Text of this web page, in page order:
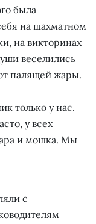
была
на шахматном
на викторинах
веселились
палящей жары.
только у нас.
у всех
и мошка. Мы
с